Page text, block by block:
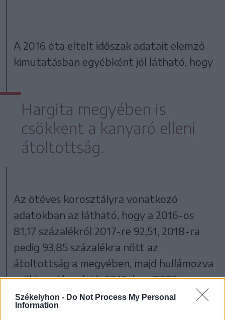
Székelyhon - Do Not Process My Personal
Information
A 2016 óta eltelt időszak adatait elemző
kimutatásban egyébként jól látható, hogy
Hargita megyében is
csökkent a kanyaró elleni
átoltottság.
Az ötéves korosztályra vonatkozó
adatokban az látható, hogy a 2016-os
81,17 százalékról 2017-re 92,51, 2018-ra
pedig 93,85 százalékra nőtt az
átoltottság a megyében, majd hullámozva
csökkenni kezdett: 2019-ben 87,27
százalékot mértek, 2020-ban 90,86-ot,
2021-ben 88,35-öt, 2022-ben 87,46-ot,